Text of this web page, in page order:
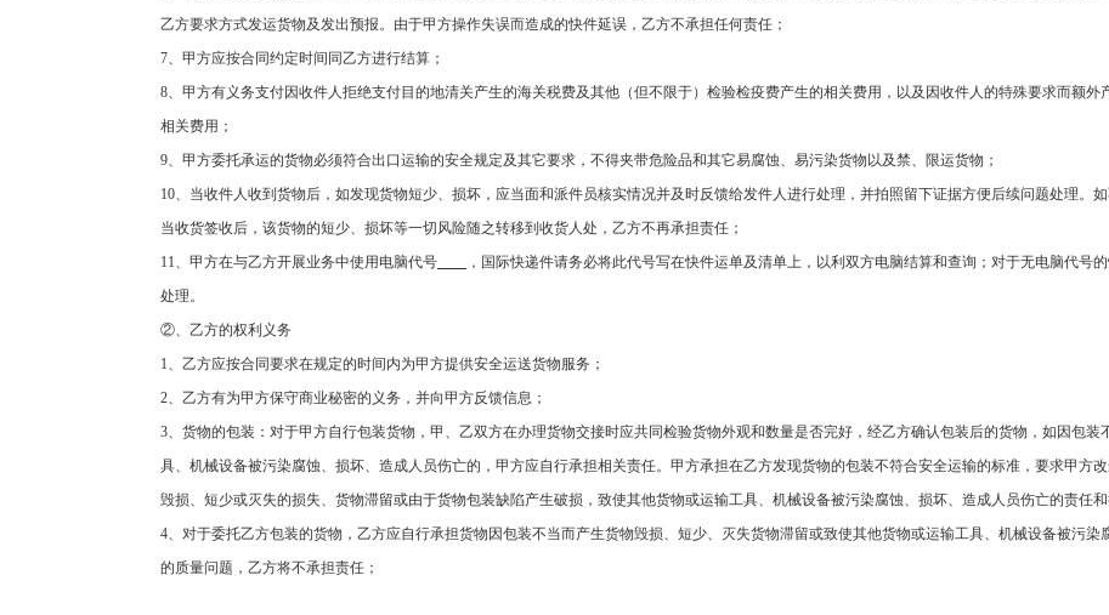
乙方要求方式发运货物及发出预报。由于甲方操作失误而造成的快件延误，乙方不承担任何责任；
7、甲方应按合同约定时间同乙方进行结算；
8、甲方有义务支付因收件人拒绝支付目的地清关产生的海关税费及其他（但不限于）检验检疫费产生的相关费用，以及因收件人的特殊要求而额
相关费用；
9、甲方委托承运的货物必须符合出口运输的安全规定及其它要求，不得夹带危险品和其它易腐蚀、易污染货物以及禁、限运货物；
10、当收件人收到货物后，如发现货物短少、损坏，应当面和派件员核实情况并及时反馈给发件人进行处理，并拍照留下证据方便后续问题处理。
当收货签收后，该货物的短少、损坏等一切风险随之转移到收货人处，乙方不再承担责任；
11、甲方在与乙方开展业务中使用电脑代号
，国际快递件请务必将此代号写在快件运单及清单上，以利双方电脑结算和查询；对于无电脑代号
处理。
②、乙方的权利义务
1、乙方应按合同要求在规定的时间内为甲方提供安全运送货物服务；
2、乙方有为甲方保守商业秘密的义务，并向甲方反馈信息；
3、货物的包装：对于甲方自行包装货物，甲、乙双方在办理货物交接时应共同检验货物外观和数量是否完好，经乙方确认包装后的货物，如因包
具、机械设备被污染腐蚀、损坏、造成人员伤亡的，甲方应自行承担相关责任。甲方承担在乙方发现货物的包装不符合安全运输的标准，要求甲方
毁损、短少或灭失的损失、货物滞留或由于货物包装缺陷产生破损，致使其他货物或运输工具、机械设备被污染腐蚀、损坏、造成人员伤亡的责任和
4、对于委托乙方包装的货物，乙方应自行承担货物因包装不当而产生货物毁损、短少、灭失货物滞留或致使其他货物或运输工具、机械设备被污
的质量问题，乙方将不承担责任；